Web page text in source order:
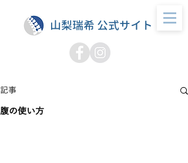
山梨瑞希 公式サイト
記事
腹の使い方